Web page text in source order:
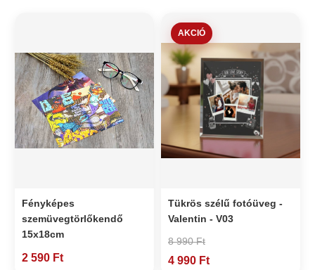
Fényképes
szemüvegtörlőkendő
15x18cm
2 590 Ft
AKCIÓ
Tükrös szélű fotóüveg -
Valentin - V03
8 990 Ft
4 990 Ft